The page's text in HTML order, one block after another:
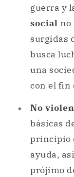
guerra y
social no
surgidas
busca
una
con el fin
No
básicas
principio
ayuda,
prójimo